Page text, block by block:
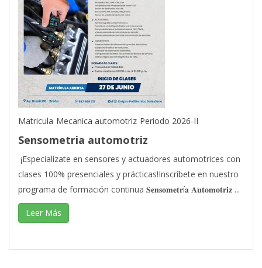
Matricula Mecanica automotriz Periodo 2026-II
Sensometria automotriz
¡Especialízate en sensores y actuadores automotrices con
clases 100% presenciales y prácticas!Inscríbete en nuestro
programa de formación continua 𝐒𝐞𝐧𝐬𝐨𝐦𝐞𝐭𝐫í𝐚 𝐀𝐮𝐭𝐨𝐦𝐨𝐭𝐫𝐢𝐳 ...
Leer Más